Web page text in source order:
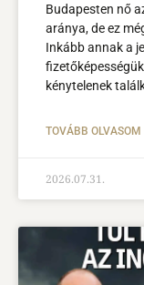
Budapesten nő
aránya, de ez
Inkább annak a
kénytelenek
TOVÁBB OLVASOM
2026.07.31.